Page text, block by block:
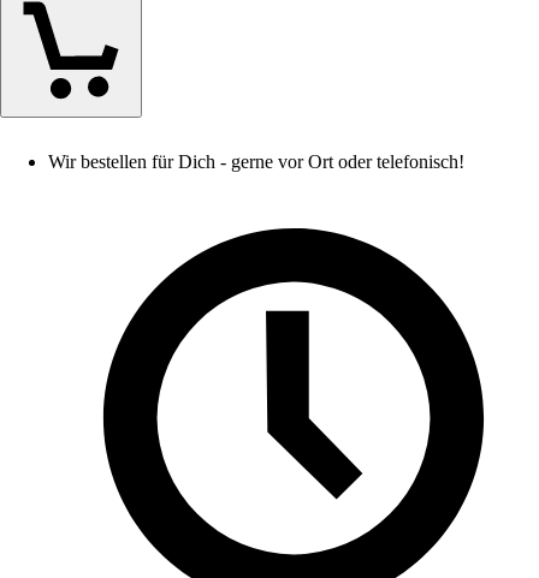
Wir bestellen für Dich - gerne vor Ort oder telefonisch!